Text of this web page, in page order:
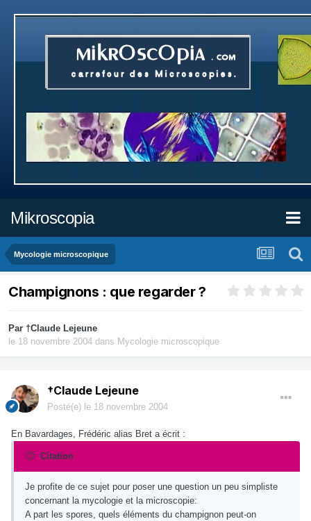
Mikroscopia
Mycologie microscopique
Champignons : que regarder ?
Par †Claude Lejeune
le 18 novembre 2004 dans Mycologie microscopique
†Claude Lejeune
Posté(e) le 18 novembre 2004
En Bavardages, Frédéric alias Bret a écrit :
Citation
Je profite de ce sujet pour poser une question un peu simpliste
concernant la mycologie et la microscopie:
A part les spores, quels éléments du champignon peut-on